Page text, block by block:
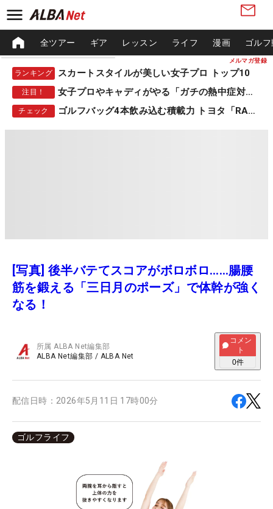
メルマガ登録
全ツアー ギア レッスン ライフ 漫画 ゴル
ランキング スカートスタイルが美しい女子プロ トップ10
注目！ 女子プロやキャディがやる「ガチの熱中症対策」
チェック ゴルフバッグ4本飲み込む積載力 トヨタ「RAV4」
[写真] 後半バテてスコアがボロボロ……腸腰
筋を鍛える「三日月のポーズ」で体幹が強く
なる！
所属ALBA Net編集部
ALBA Net編集部 / ALBA Net
コメン
ト
0件
配信日時： 2026年5月11日 17時00分
ゴルフライフ